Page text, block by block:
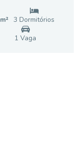
m² 3 Dormitórios
1 Vaga